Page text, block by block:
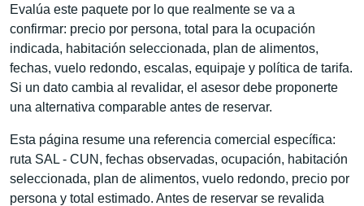
Evalúa este paquete por lo que realmente se va a
confirmar: precio por persona, total para la ocupación
indicada, habitación seleccionada, plan de alimentos,
fechas, vuelo redondo, escalas, equipaje y política de tarifa.
Si un dato cambia al revalidar, el asesor debe proponerte
una alternativa comparable antes de reservar.
Esta página resume una referencia comercial específica:
ruta SAL - CUN, fechas observadas, ocupación, habitación
seleccionada, plan de alimentos, vuelo redondo, precio por
persona y total estimado. Antes de reservar se revalida